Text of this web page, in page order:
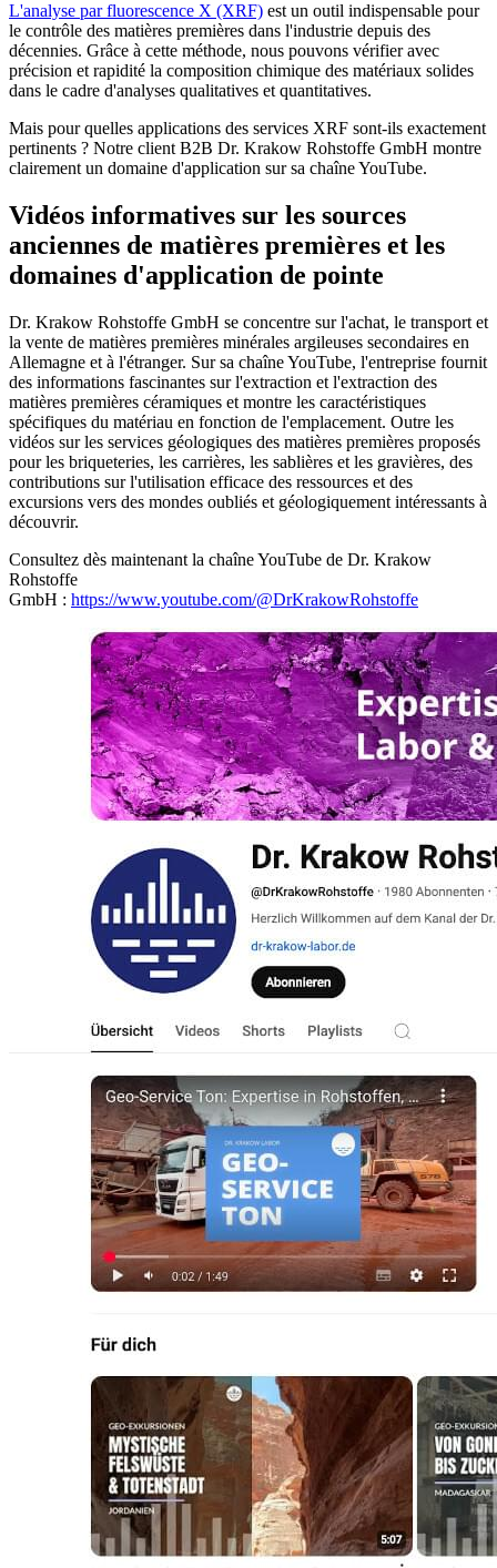
L'analyse par fluorescence X (XRF) est un outil indispensable pour
le contrôle des matières premières dans l'industrie depuis des
décennies. Grâce à cette méthode, nous pouvons vérifier avec
précision et rapidité la composition chimique des matériaux solides
dans le cadre d'analyses qualitatives et quantitatives.
Mais pour quelles applications des services XRF sont-ils exactement
pertinents ? Notre client B2B Dr. Krakow Rohstoffe GmbH montre
clairement un domaine d'application sur sa chaîne YouTube.
Vidéos informatives sur les sources
anciennes de matières premières et les
domaines d'application de pointe
Dr. Krakow Rohstoffe GmbH se concentre sur l'achat, le transport et
la vente de matières premières minérales argileuses secondaires en
Allemagne et à l'étranger. Sur sa chaîne YouTube, l'entreprise fournit
des informations fascinantes sur l'extraction et l'extraction des
matières premières céramiques et montre les caractéristiques
spécifiques du matériau en fonction de l'emplacement. Outre les
vidéos sur les services géologiques des matières premières proposés
pour les briqueteries, les carrières, les sablières et les gravières, des
contributions sur l'utilisation efficace des ressources et des
excursions vers des mondes oubliés et géologiquement intéressants à
découvrir.
Consultez dès maintenant la chaîne YouTube de Dr. Krakow
Rohstoffe
GmbH : https://www.youtube.com/@DrKrakowRohstoffe